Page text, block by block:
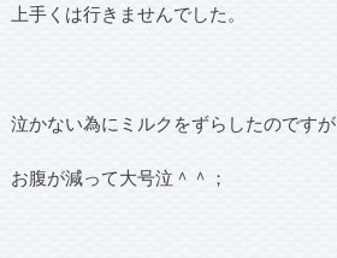
上手くは行きませんでした。
泣かない為にミルクをずらしたのですが
お腹が減って大号泣＾＾；